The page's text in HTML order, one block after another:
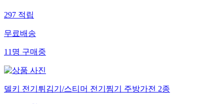
297적립
무료배송
11명구매중
델키 전기튀김기/스티머 전기찜기 주방가전 2종